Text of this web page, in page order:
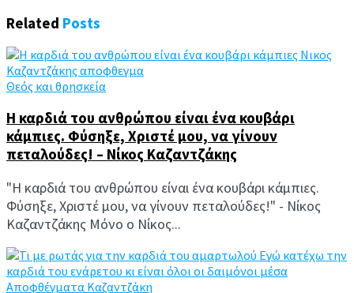
Related Posts
Θεός και θρησκεία
H καρδιά του ανθρώπου είναι ένα κουβάρι
κάμπιες. Φύσηξε, Χριστέ μου, να γίνουν
πεταλούδες! – Νίκος Καζαντζάκης
"H καρδιά του ανθρώπου είναι ένα κουβάρι κάμπιες.
Φύσηξε, Χριστέ μου, να γίνουν πεταλούδες!" - Νίκος
Καζαντζάκης Μόνο ο Νίκος...